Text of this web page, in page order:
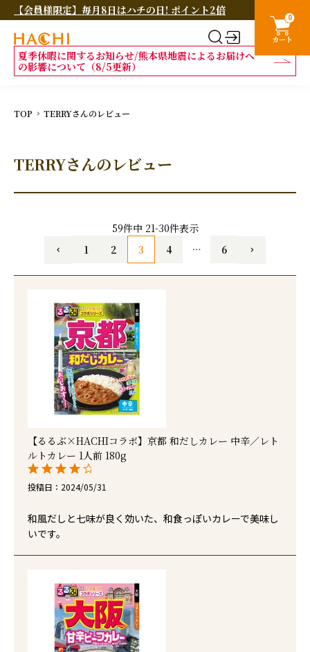
【会員様限定】毎月8日はハチの日! ポイント2倍
夏季休暇に関するお知らせ/熊本県地震によるお届けへ
の影響について（8/5更新）
0
カート
TOP TERRYさんのレビュー
TERRYさんのレビュー
59件中 21-30件表示
1
2 3 4 … 6
【るるぶ×HACHIコラボ】京都 和だしカレー 中辛／レト
ルトカレー 1人前 180g
投稿日 2024/05/31
和風だしと七味が良く効いた、和食っぽいカレーで美味し
いです。